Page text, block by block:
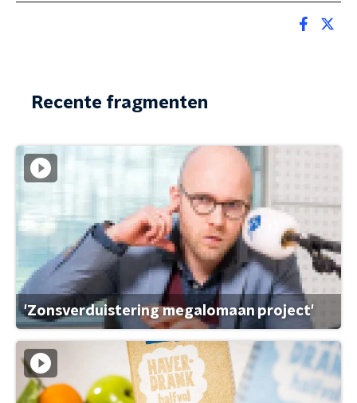
Recente fragmenten
'Zonsverduistering megalomaan project'